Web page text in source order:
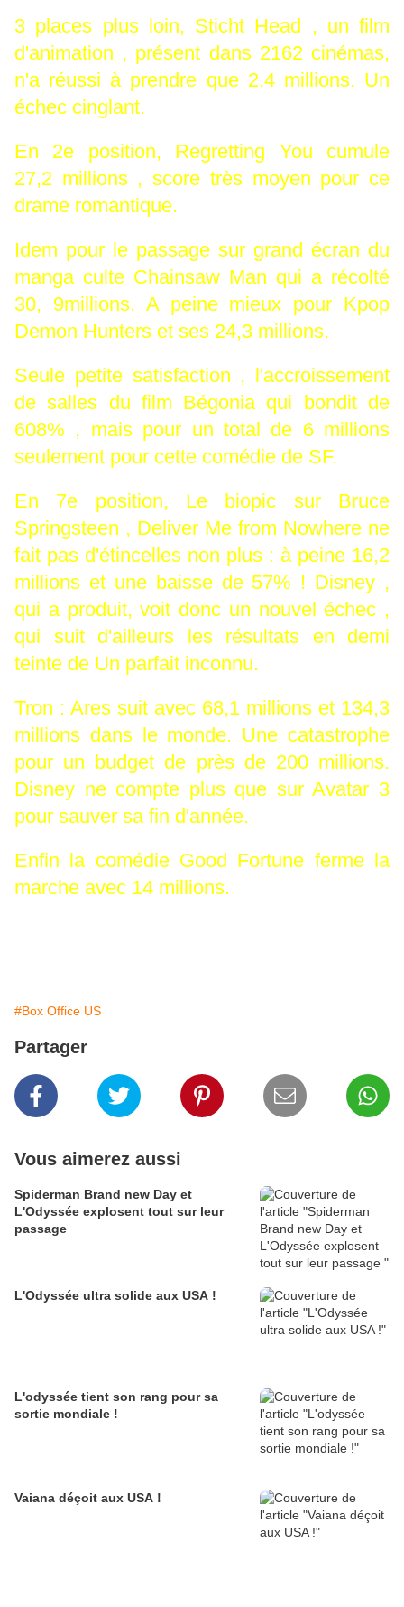
3 places plus loin, Sticht Head , un film
d'animation , présent dans 2162 cinémas,
n'a réussi à prendre que 2,4 millions. Un
échec cinglant.
En 2e position, Regretting You cumule
27,2 millions , score très moyen pour ce
drame romantique.
Idem pour le passage sur grand écran du
manga culte Chainsaw Man qui a récolté
30, 9millions. A peine mieux pour Kpop
Demon Hunters et ses 24,3 millions.
Seule petite satisfaction , l'accroissement
de salles du film Bégonia qui bondit de
608% , mais pour un total de 6 millions
seulement pour cette comédie de SF.
En 7e position, Le biopic sur Bruce
Springsteen , Deliver Me from Nowhere ne
fait pas d'étincelles non plus : à peine 16,2
millions et une baisse de 57% ! Disney ,
qui a produit, voit donc un nouvel échec ,
qui suit d'ailleurs les résultats en demi
teinte de Un parfait inconnu.
Tron : Ares suit avec 68,1 millions et 134,3
millions dans le monde. Une catastrophe
pour un budget de près de 200 millions.
Disney ne compte plus que sur Avatar 3
pour sauver sa fin d'année.
Enfin la comédie Good Fortune ferme la
marche avec 14 millions.
#Box Office US
Partager
Vous aimerez aussi
Spiderman Brand new Day et
L'Odyssée explosent tout sur leur
passage
L'Odyssée ultra solide aux USA !
L'odyssée tient son rang pour sa
sortie mondiale !
Vaiana déçoit aux USA !